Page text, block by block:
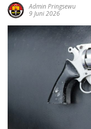
Admin Pringsewu
9 Juni 2026